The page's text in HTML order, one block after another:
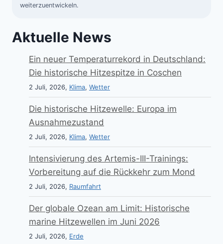
weiterzuentwickeln.
Aktuelle News
Ein neuer Temperaturrekord in Deutschland:
Die historische Hitzespitze in Coschen
2 Juli, 2026, Klima, Wetter
Die historische Hitzewelle: Europa im
Ausnahmezustand
2 Juli, 2026, Klima, Wetter
Intensivierung des Artemis-III-Trainings:
Vorbereitung auf die Rückkehr zum Mond
2 Juli, 2026, Raumfahrt
Der globale Ozean am Limit: Historische
marine Hitzewellen im Juni 2026
2 Juli, 2026, Erde